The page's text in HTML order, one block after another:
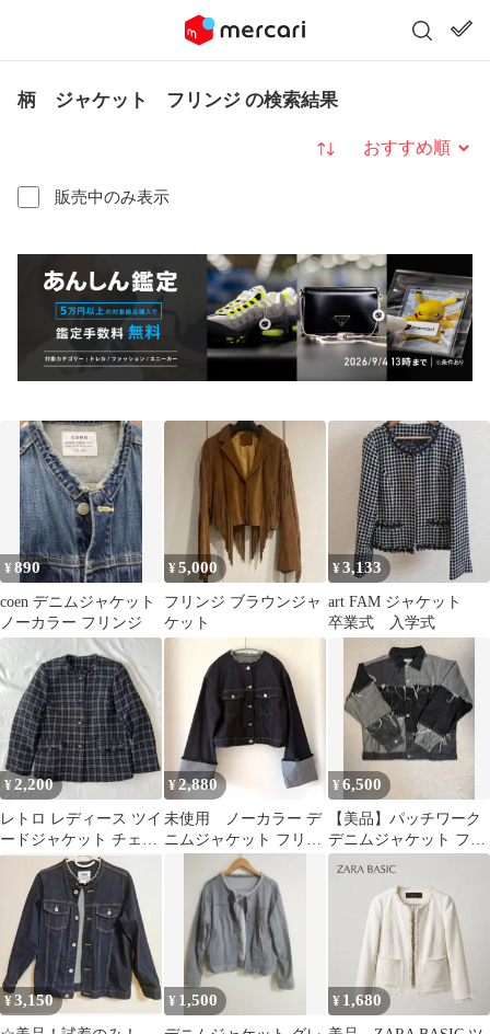
柄 ジャケット フリンジ の検索結果
販売中のみ表示
並び替え
¥890
coen デニムジャケット
ノーカラー フリンジ
¥5,000
フリンジ ブラウンジャ
ケット
¥3,133
art FAM ジャケット
卒業式 入学式
¥2,200
レトロ レディース ツイ
ードジャケット チェッ
ク柄 フリンジ 青
¥2,880
未使用 ノーカラー デ
ニムジャケット フリン
¥6,500
【美品】パッチワーク
デニムジャケット フリ
ンジ 再構築風 グランジ
¥3,150 ¥ 1,500 ¥ 1,680